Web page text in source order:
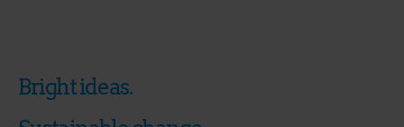
Bright ideas.